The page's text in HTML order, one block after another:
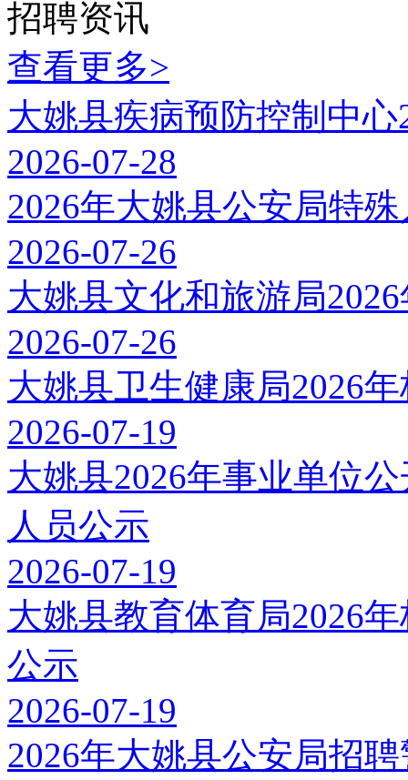
招聘资讯
查看更多>
大姚县疾病预防控制中
2026-07-28
2026年大姚县公安局特
2026-07-26
大姚县文化和旅游局
2026-07-26
大姚县卫生健康局2026
2026-07-19
大姚县2026年事业单位
人员公示
2026-07-19
大姚县教育体育局2026
公示
2026-07-19
2026年大姚县公安局招